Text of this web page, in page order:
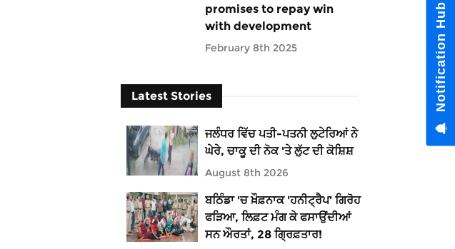
promises to repay win
with development
February 8th 2025
Latest Stories
ਜਲੰਧਰ ਵਿੱਚ ਪਤੀ-ਪਤਨੀ ਲੁਟੇਰਿਆਂ ਨੇ
ਘੇਰੇ, ਚਾਕੂ ਦੀ ਨੋਕ 'ਤੇ ਲੁੱਟ ਦੀ ਕੋਸ਼ਿਸ਼
August 8th 2026
ਬਠਿੰਡਾ 'ਚ ਖ਼ੌਫ਼ਨਾਕ 'ਹਨੀਟ੍ਰੈਪ' ਗਿਰੋਹ
ਫੜਿਆ, ਲਿਫ਼ਟ ਮੰਗ ਕੇ ਫਸਾਉਂਦੀਆਂ
ਸਨ ਔਰਤਾਂ, 28 ਗ੍ਰਿਫ਼ਤਾਰ!
Notification Hub